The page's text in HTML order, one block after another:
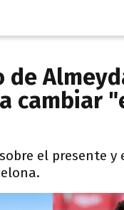
de
cambiar
el presente